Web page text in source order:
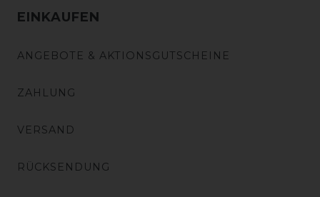
EINKAUFEN
ANGEBOTE & AKTIONSGUTSCHEINE
ZAHLUNG
VERSAND
RÜCKSENDUNG